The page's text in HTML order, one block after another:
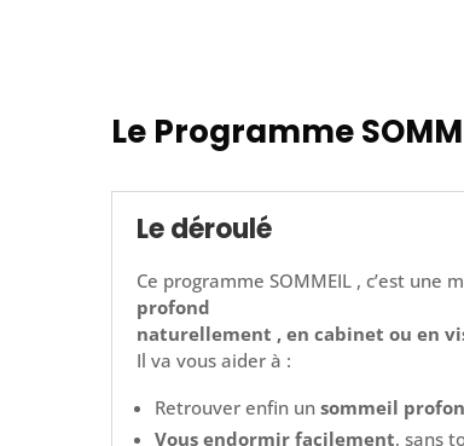
Le Programme
Le déroulé
Ce programme SOMMEIL , c’est
profond
naturellement , en cabinet ou en
Il va vous aider à :
Retrouver enfin un sommeil
Vous endormir facilement, sans